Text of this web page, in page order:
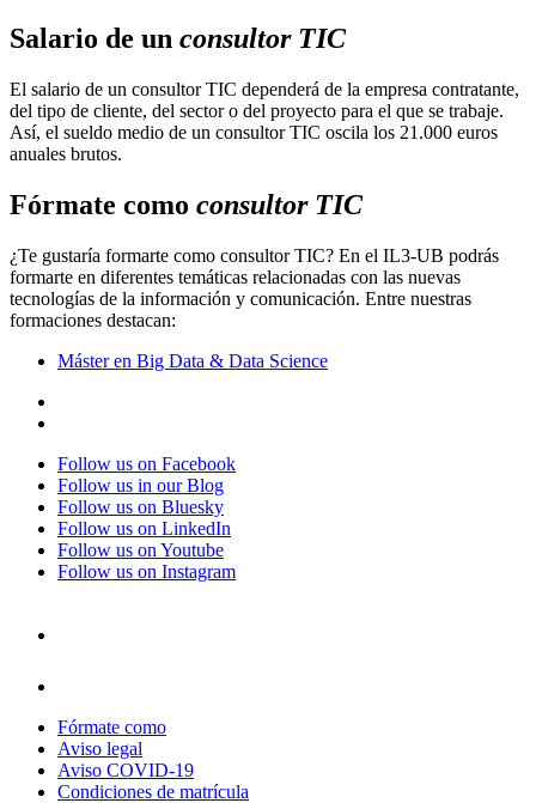
Salario de un consultor TIC
El salario de un consultor TIC dependerá de la empresa contratante,
del tipo de cliente, del sector o del proyecto para el que se trabaje.
Así, el sueldo medio de un consultor TIC oscila los 21.000 euros
anuales brutos.
Fórmate como consultor TIC
¿Te gustaría formarte como consultor TIC? En el IL3-UB podrás
formarte en diferentes temáticas relacionadas con las nuevas
tecnologías de la información y comunicación. Entre nuestras
formaciones destacan:
Máster en Big Data & Data Science
Follow us on Facebook
Follow us in our Blog
Follow us on Bluesky
Follow us on LinkedIn
Follow us on Youtube
Follow us on Instagram
Fórmate como
Aviso legal
Aviso COVID-19
Condiciones de matrícula